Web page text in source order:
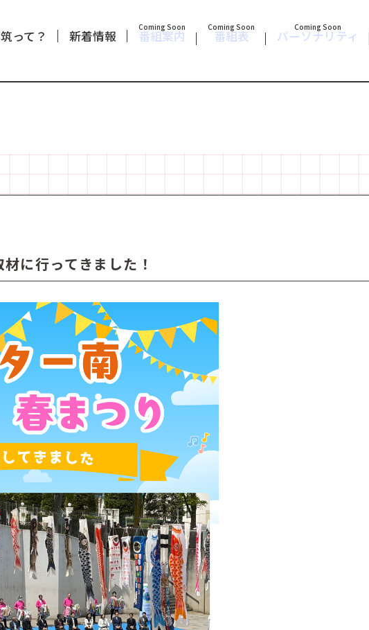
、声でつなぐ。
って？ 新着情報
Coming Soon
番組案内
Coming Soon
番組表
Coming Soon
パーソナリティ
に行ってきました！